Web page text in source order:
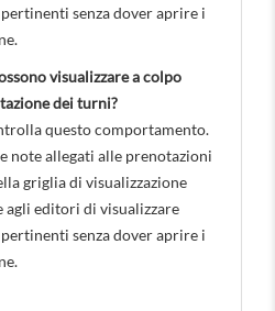
senza dover aprire i
visualizzare a colpo
dei turni?
questo comportamento.
note allegati alle prenotazioni
griglia di visualizzazione
agli editori di visualizzare
senza dover aprire i